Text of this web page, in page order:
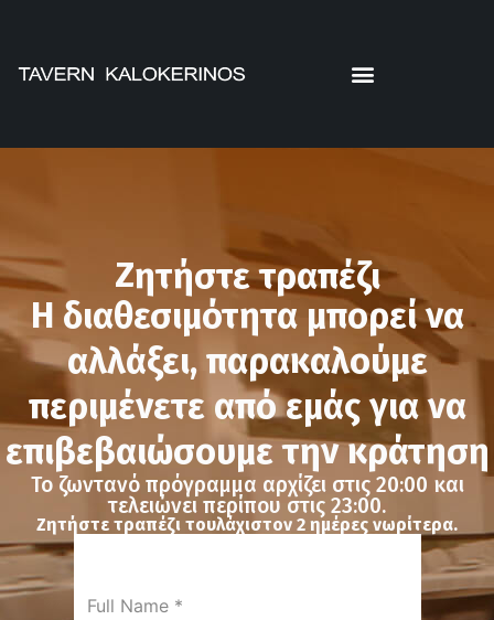
Ζητήστε τραπέζι
Η διαθεσιμότητα μπορεί να
αλλάξει, παρακαλούμε
περιμένετε από εμάς για να
επιβεβαιώσουμε την κράτηση
Το ζωντανό πρόγραμμα αρχίζει στις 20:00 και
τελειώνει περίπου στις 23:00.
Ζητήστε τραπέζι τουλάχιστον 2 ημέρες νωρίτερα.
Full Name *